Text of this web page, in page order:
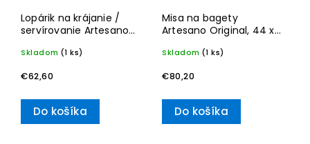
Lopárik na krájanie /
servírovanie Artesano
Boch
Skladom (1 ks)
€62,60
Do košíka
Misa na bagety
Artesano Original, 44 x
Skladom (1 ks)
€80,20
Do košíka